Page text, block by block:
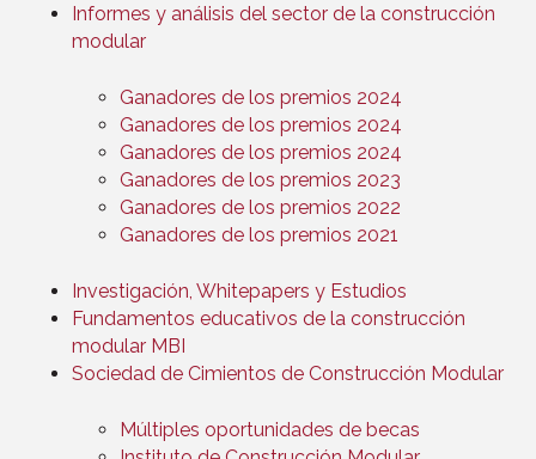
Informes y análisis del sector de la construcción
modular
Ganadores de los premios 2024
Ganadores de los premios 2024
Ganadores de los premios 2024
Ganadores de los premios 2023
Ganadores de los premios 2022
Ganadores de los premios 2021
Investigación, Whitepapers y Estudios
Fundamentos educativos de la construcción
modular MBI
Sociedad de Cimientos de Construcción Modular
Múltiples oportunidades de becas